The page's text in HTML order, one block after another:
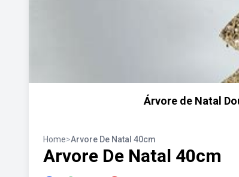
Árvore de Natal
Home>Arvore De Natal 40cm
Arvore De Natal 40cm